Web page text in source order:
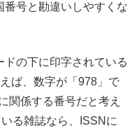
番号と勘違いしやすくな
の下に印字されている
ば、数字が「978」で
関係する番号だと考え
る雑誌なら、ISSNに